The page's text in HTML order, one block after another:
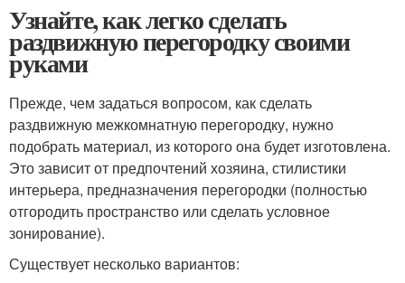
Узнайте, как легко сделать
раздвижную перегородку своими
руками
Прежде, чем задаться вопросом, как сделать
раздвижную межкомнатную перегородку, нужно
подобрать материал, из которого она будет изготовлена.
Это зависит от предпочтений хозяина, стилистики
интерьера, предназначения перегородки (полностью
отгородить пространство или сделать условное
зонирование).
Существует несколько вариантов: